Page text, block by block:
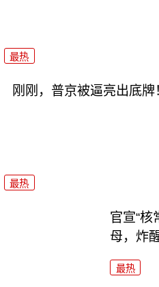
最热
刚刚，普京被逼亮出底牌
最热
官宣“核
母，炸
最热